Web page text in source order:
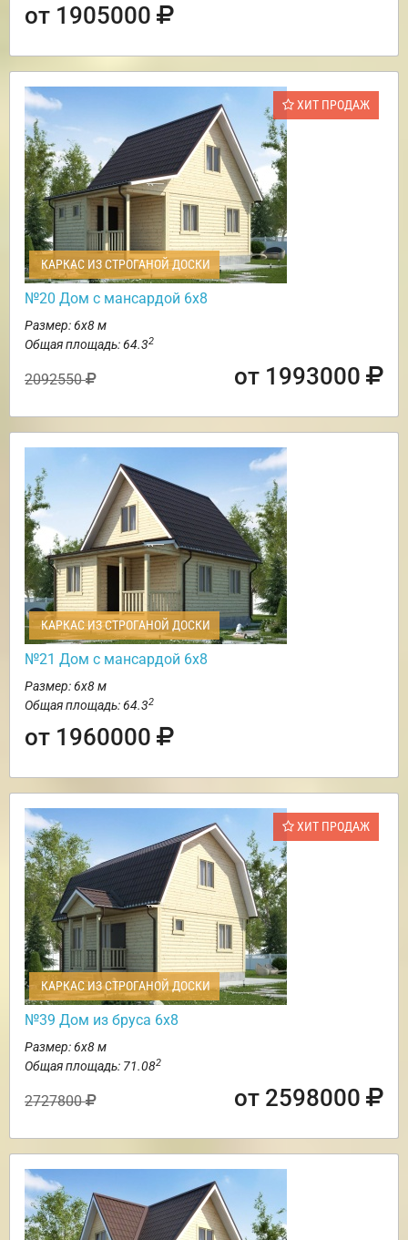
от 1905000
ХИТ ПРОДАЖ
КАРКАС ИЗ СТРОГАНОЙ ДОСКИ
№20 Дом с мансардой 6х8
Размер: 6х8 м
Общая площадь: 64.32
2092550 от 1993000
КАРКАС ИЗ СТРОГАНОЙ ДОСКИ
№21 Дом с мансардой 6х8
Размер: 6х8 м
Общая площадь: 64.32
от 1960000
ХИТ ПРОДАЖ
КАРКАС ИЗ СТРОГАНОЙ ДОСКИ
№39 Дом из бруса 6х8
Размер: 6х8 м
Общая площадь: 71.082
2727800 от 2598000